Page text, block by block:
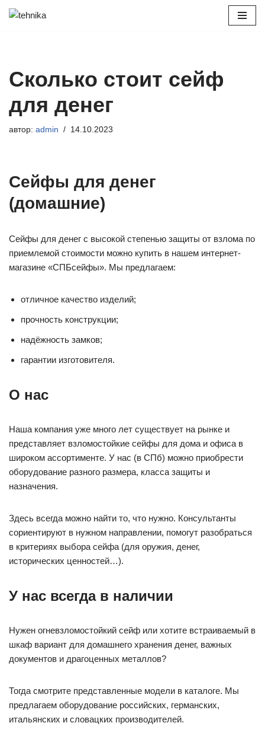
Сколько стоит сейф
для денег
автор: admin 14.10.2023
Сейфы для денег
(домашние)
Сейфы для денег с высокой степенью защиты от взлома по
приемлемой стоимости можно купить в нашем интернет-
магазине «СПБсейфы». Мы предлагаем:
отличное качество изделий;
прочность конструкции;
надёжность замков;
гарантии изготовителя.
О нас
Наша компания уже много лет существует на рынке и
представляет взломостойкие сейфы для дома и офиса в
широком ассортименте. У нас (в СПб) можно приобрести
оборудование разного размера, класса защиты и
назначения.
Здесь всегда можно найти то, что нужно. Консультанты
сориентируют в нужном направлении, помогут разобраться
в критериях выбора сейфа (для оружия, денег,
исторических ценностей…).
У нас всегда в наличии
Нужен огневзломостойкий сейф или хотите встраиваемый в
шкаф вариант для домашнего хранения денег, важных
документов и драгоценных металлов?
Тогда смотрите представленные модели в каталоге. Мы
предлагаем оборудование российских, германских,
итальянских и словацких производителей.